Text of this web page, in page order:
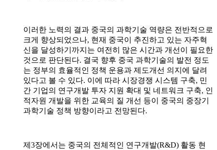
이러한 노력의 결과 중국의 과학기술 역량은 전반적으로
크게 향상되었으나, 현재 중국이 추진하고 있는 자주혁
신을 달성하기까지는 여전히 많은 시간과 개선이 필요한
것으로 판단된다. 결국 향후 중국 과학기술의 발전 정도
는 정부의 효율적인 정책 운용과 제도개선 의지에 달려
있다고 볼 수 있다. 이에 따라 시장경쟁 시스템 구축, 민
간 기업의 연구개발 투자 지원 확대 및 네트워크 구축, 인
적자원 개발을 위한 교육의 질 개선 등이 중국의 중장기
과학기술 정책 방향이라고 전망된다.
제3장에서는 중국의 전체적인 연구개발(R&D) 활동 현